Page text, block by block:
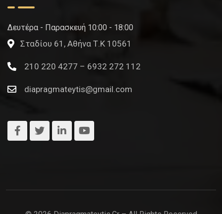
Δευτέρα - Παρασκευή 10:00 - 18:00
Σταδίου 61, Αθήνα Τ.Κ 10561
210 220 4277 – 6932 272 112
diapragmateytis@gmail.com